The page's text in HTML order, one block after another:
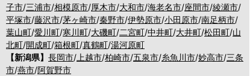
子市/三浦市/相模原市/厚木市/大和市/海老名市/座間市/綾瀬市/
平塚市/藤沢市/茅ヶ崎市/秦野市/伊勢原市/小田原市/南足柄市/
葉山町/愛川町/寒川町/大磯町/二宮町/中井町/大井町/松田町/山
北町/開成町/箱根町/真鶴町/湯河原町
【新潟県】 長岡市/ 上越市/柏崎市/五泉市/糸魚川市/妙高市/三条
市/燕市/阿賀野市